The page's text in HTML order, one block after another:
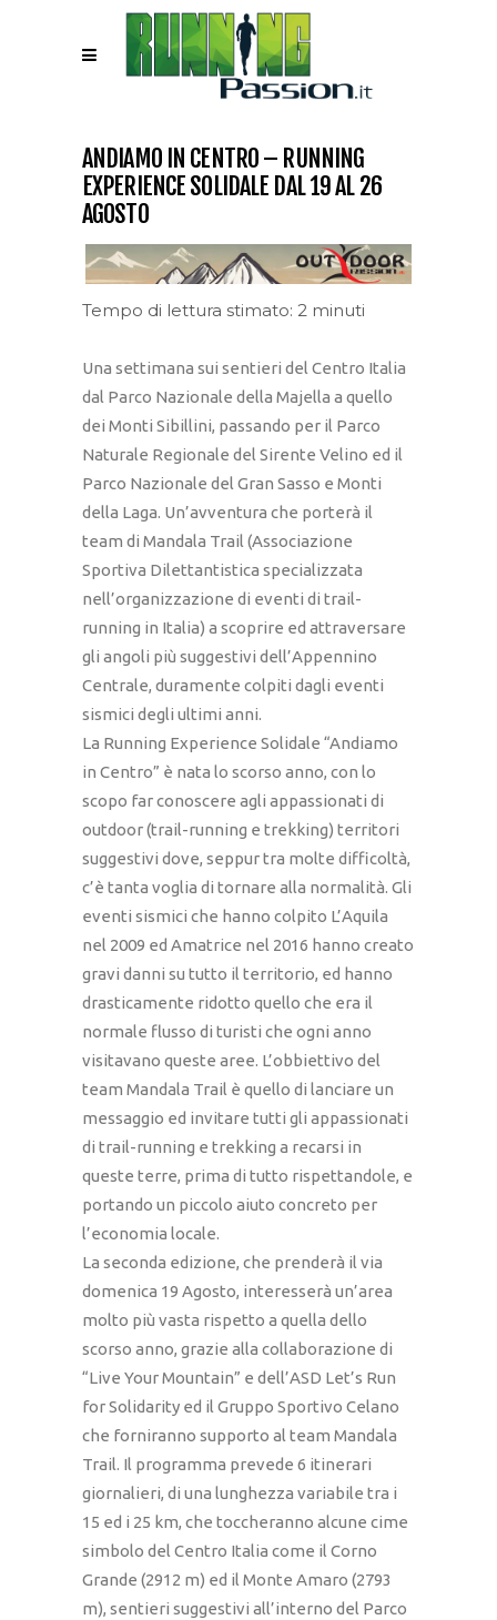
ANDIAMO IN CENTRO – RUNNING
EXPERIENCE SOLIDALE DAL 19 AL 26
AGOSTO
Tempo di lettura stimato: 2 minuti
Una settimana sui sentieri del Centro Italia
dal Parco Nazionale della Majella a quello
dei Monti Sibillini, passando per il Parco
Naturale Regionale del Sirente Velino ed il
Parco Nazionale del Gran Sasso e Monti
della Laga. Un’avventura che porterà il
team di Mandala Trail (Associazione
Sportiva Dilettantistica specializzata
nell’organizzazione di eventi di trail-
running in Italia) a scoprire ed attraversare
gli angoli più suggestivi dell’Appennino
Centrale, duramente colpiti dagli eventi
sismici degli ultimi anni.
La Running Experience Solidale “Andiamo
in Centro” è nata lo scorso anno, con lo
scopo far conoscere agli appassionati di
outdoor (trail-running e trekking) territori
suggestivi dove, seppur tra molte difficoltà,
c’è tanta voglia di tornare alla normalità. Gli
eventi sismici che hanno colpito L’Aquila
nel 2009 ed Amatrice nel 2016 hanno creato
gravi danni su tutto il territorio, ed hanno
drasticamente ridotto quello che era il
normale flusso di turisti che ogni anno
visitavano queste aree. L’obbiettivo del
team Mandala Trail è quello di lanciare un
messaggio ed invitare tutti gli appassionati
di trail-running e trekking a recarsi in
queste terre, prima di tutto rispettandole, e
portando un piccolo aiuto concreto per
l’economia locale.
La seconda edizione, che prenderà il via
domenica 19 Agosto, interesserà un’area
molto più vasta rispetto a quella dello
scorso anno, grazie alla collaborazione di
“Live Your Mountain” e dell’ASD Let’s Run
for Solidarity ed il Gruppo Sportivo Celano
che forniranno supporto al team Mandala
Trail. Il programma prevede 6 itinerari
giornalieri, di una lunghezza variabile tra i
15 ed i 25 km, che toccheranno alcune cime
simbolo del Centro Italia come il Corno
Grande (2912 m) ed il Monte Amaro (2793
m), sentieri suggestivi all’interno del Parco